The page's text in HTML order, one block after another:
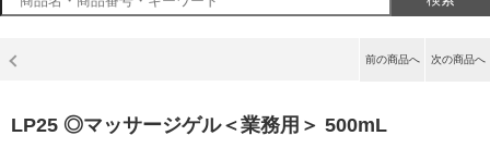
次の商品へ
前の商品へ
LP25 ◎マッサージゲル＜業務用＞ 500mL